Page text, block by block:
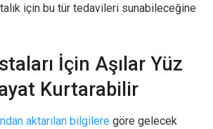
için bu tür tedavileri sunabileceğine
İçin Aşılar Yüz
Kurtarabilir
aktarılan bilgilere göre gelecek